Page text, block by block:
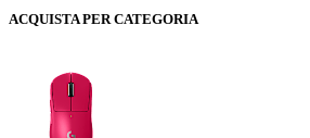
ACQUISTA PER CATEGORIA